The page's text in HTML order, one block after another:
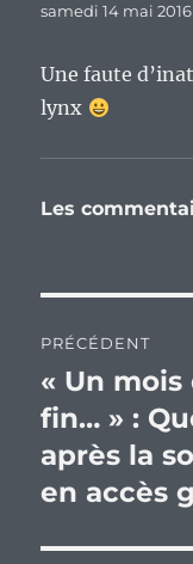
samedi 14 mai
Une faute
lynx
Les
de
l’article
PRÉCÉDENT
Publication
précédente :
« Un mois
fin… » :
après la
en accès